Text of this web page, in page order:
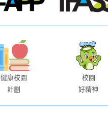
健康校園
計劃
校園
好精神